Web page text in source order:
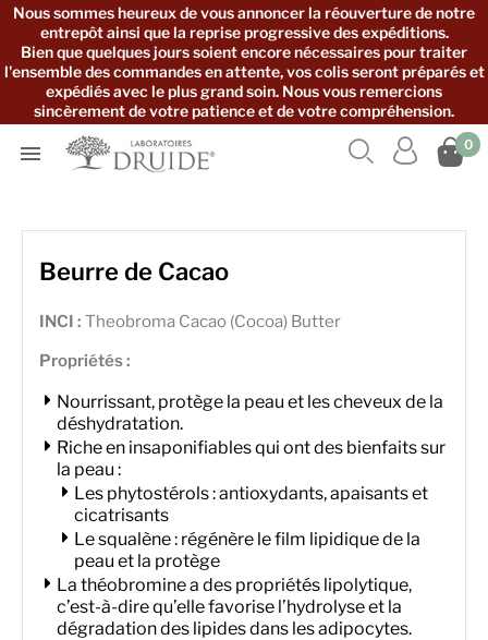
Nous sommes heureux de vous annoncer la réouverture de notre
entrepôt ainsi que la reprise progressive des expéditions.
Bien que quelques jours soient encore nécessaires pour traiter
l'ensemble des commandes en attente, vos colis seront préparés et
expédiés avec le plus grand soin. Nous vous remercions
sincèrement de votre patience et de votre compréhension.
 0


Beurre de Cacao
INCI : Theobroma Cacao (Cocoa) Butter
Propriétés :
Nourrissant, protège la peau et les cheveux de la
déshydratation.
Riche en insaponifiables qui ont des bienfaits sur
la peau :
Les phytostérols : antioxydants, apaisants et
cicatrisants
Le squalène : régénère le film lipidique de la
peau et la protège
La théobromine a des propriétés lipolytique,
c’est-à-dire qu’elle favorise l’hydrolyse et la
dégradation des lipides dans les adipocytes.